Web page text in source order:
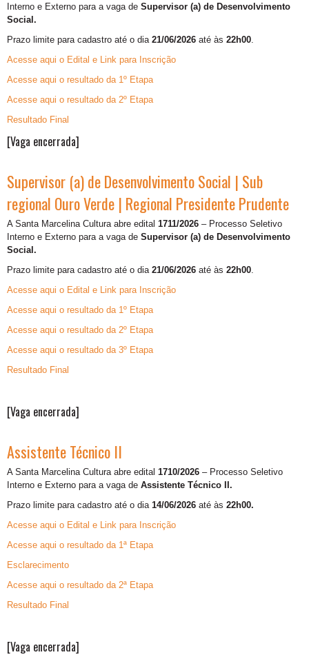
Interno e Externo para a vaga de Supervisor (a) de Desenvolvimento
Social.
Prazo limite para cadastro até o dia21/06/2026 até às 22h00.
Acesse aqui o Edital e Link para Inscrição
Acesse aqui o resultado da 1º Etapa
Acesse aqui o resultado da 2º Etapa
Resultado Final
[Vaga encerrada]
Supervisor (a) de Desenvolvimento Social | Sub
regional Ouro Verde | Regional Presidente Prudente
A Santa Marcelina Cultura abre edital 1711/2026 – Processo Seletivo
Interno e Externo para a vaga de Supervisor (a) de Desenvolvimento
Social.
Prazo limite para cadastro até o dia21/06/2026 até às 22h00.
Acesse aqui o Edital e Link para Inscrição
Acesse aqui o resultado da 1º Etapa
Acesse aqui o resultado da 2º Etapa
Acesse aqui o resultado da 3º Etapa
Resultado Final
[Vaga encerrada]
Assistente Técnico II
A Santa Marcelina Cultura abre edital 1710/2026 – Processo Seletivo
Interno e Externo para a vaga de Assistente Técnico II.
Prazo limite para cadastro até o dia14/06/2026 até às 22h00.
Acesse aqui o Edital e Link para Inscrição
Acesse aqui o resultado da 1ª Etapa
Esclarecimento
Acesse aqui o resultado da 2ª Etapa
Resultado Final
[Vaga encerrada]